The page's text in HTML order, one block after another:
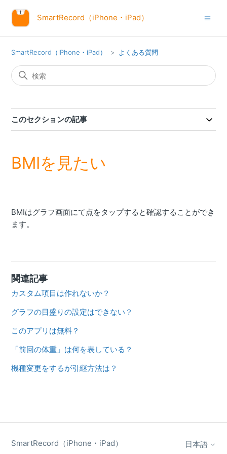
SmartRecord（iPhone・iPad）
SmartRecord（iPhone・iPad） よくある質問
このセクションの記事
BMIを見たい
BMIはグラフ画面にて点をタップすると確認することができ
ます。
関連記事
カスタム項目は作れないか？
グラフの目盛りの設定はできない？
このアプリは無料？
「前回の体重」は何を表している？
機種変更をするが引継方法は？
SmartRecord（iPhone・iPad） 日本語